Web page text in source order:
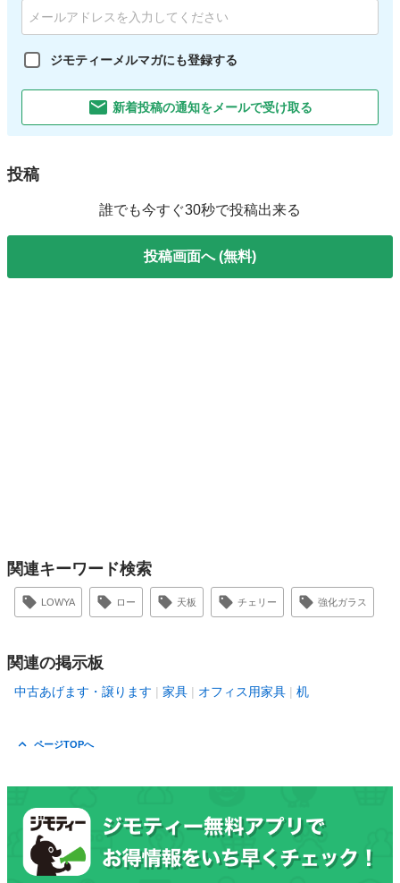
ジモティーメルマガにも登録する
新着投稿の通知をメールで受け取る
投稿
誰でも今すぐ30秒で投稿出来る
投稿画面へ (無料)
関連キーワード検索
LOWYA ロー 天板 チェリー 強化ガラス
関連の掲示板
中古あげます・譲ります 家具 オフィス用家具 机
ページTOPへ